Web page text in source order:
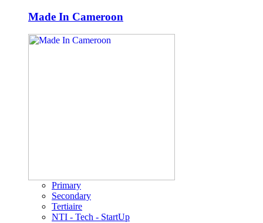
Made In Cameroon
Primary
Secondary
Tertiaire
NTI - Tech - StartUp